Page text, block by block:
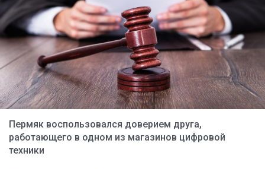
Пермяк воспользовался доверием друга,
работающего в одном из магазинов цифровой
техники